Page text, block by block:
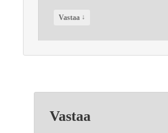
Vastaa ↓
Vastaa